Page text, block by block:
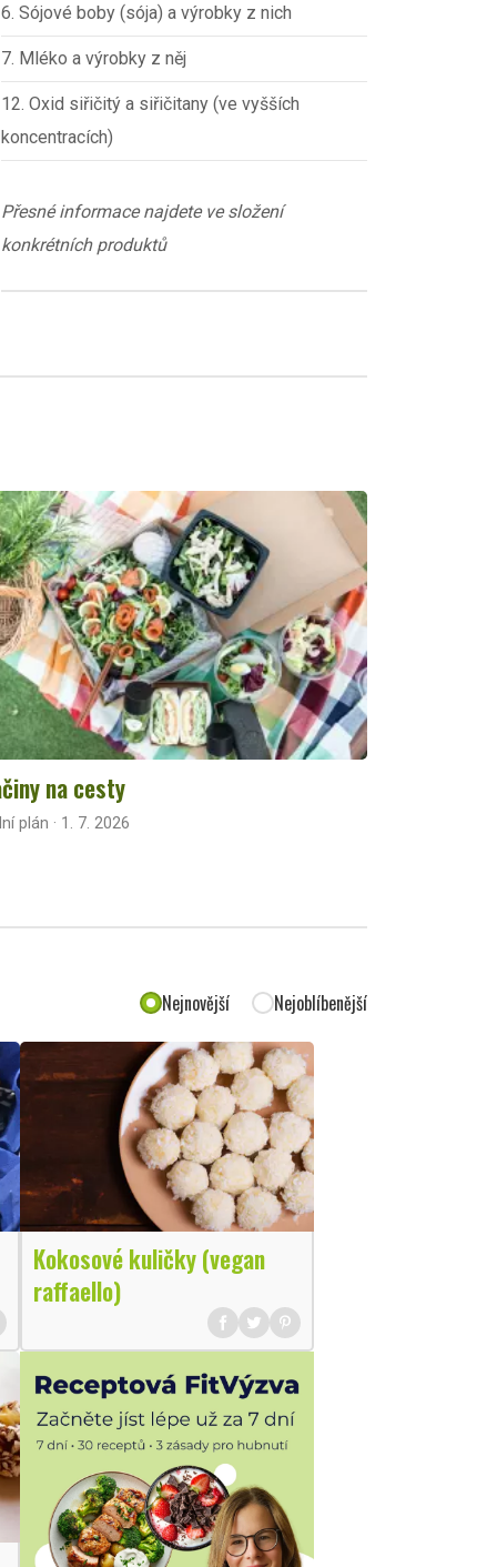
6. Sójové boby (sója) a výrobky z nich
7. Mléko a výrobky z něj
12. Oxid siřičitý a siřičitany (ve vyšších
koncentracích)
Přesné informace najdete ve složení
konkrétních produktů
na cesty
plán · 1. 7. 2026
Nejnovější Nejoblíbenější
Kokosové kuličky (vegan
raffaello)